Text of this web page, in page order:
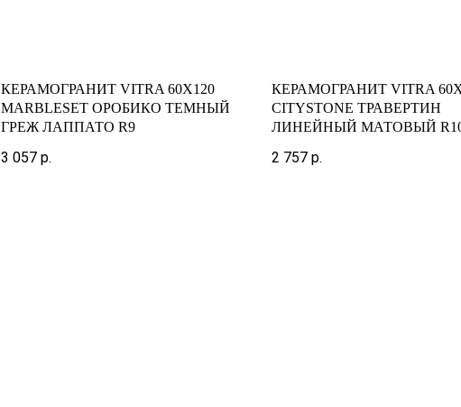
КЕРАМОГРАНИТ VITRA 60X120
MARBLESET ОРОБИКО ТЕМНЫЙ
ГРЕЖ ЛАППАТО R9
3 057 р.
КЕРАМОГРАНИТ VITRA
CITYSTONE ТРАВЕРТИН
ЛИНЕЙНЫЙ МАТОВЫЙ
2 757 р.